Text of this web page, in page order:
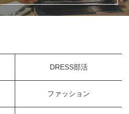
DRESS部活
ファッション